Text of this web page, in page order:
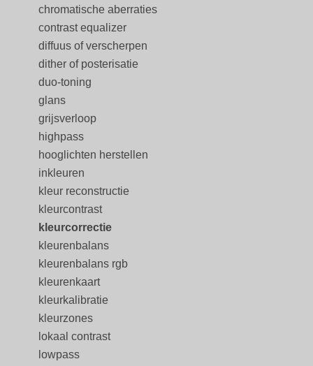
chromatische aberraties
contrast equalizer
diffuus of verscherpen
dither of posterisatie
duo-toning
glans
grijsverloop
highpass
hooglichten herstellen
inkleuren
kleur reconstructie
kleurcontrast
kleurcorrectie
kleurenbalans
kleurenbalans rgb
kleurenkaart
kleurkalibratie
kleurzones
lokaal contrast
lowpass